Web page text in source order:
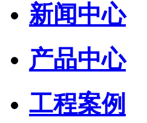
新闻中心
产品中心
工程案例